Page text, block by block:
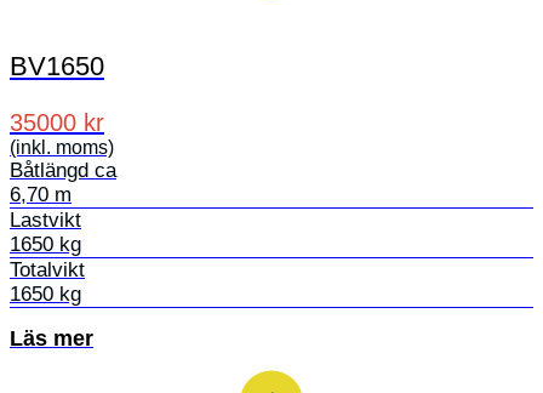
BV1650
35000 kr
(inkl. moms)
Båtlängd ca
6,70 m
Lastvikt
1650 kg
Totalvikt
1650 kg
Läs mer